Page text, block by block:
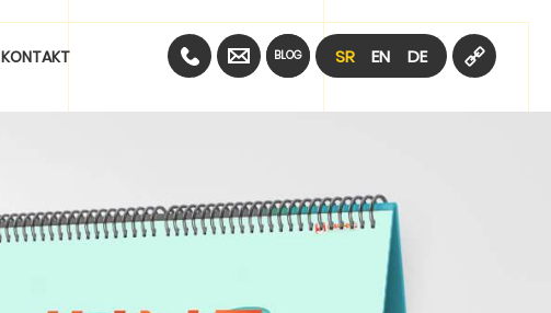
KONTAKT BLOG SR EN DE